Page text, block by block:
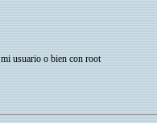
mi usuario o bien con root